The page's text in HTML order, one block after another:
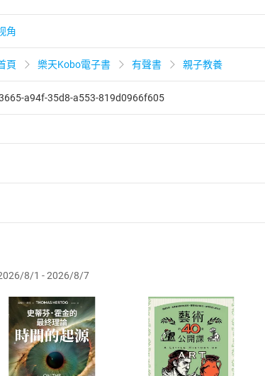
角
頁 樂天Kobo電子書 有聲書 親子教養
a94f-35d8-a553-819d0966f605
條第1項後段暨通訊交易解除權合理例外情事適用
商品即代表知悉本店鋪所銷售之商品為電子書，
得請求退貨退款。
辦理退貨時，請登入樂天市場，並於「我的訂單
進行審核，待審核通過後將為您辦理退款事宜。
訂單為單位進行取消/退貨，恕無法以單支商品取
放入購物車
Shopping cart
登入帳號
Login
用？
8/1 - 2026/8/7